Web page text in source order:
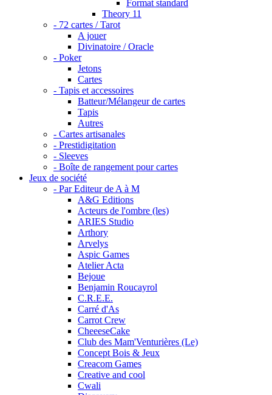
Format standard
Theory 11
- 72 cartes / Tarot
A jouer
Divinatoire / Oracle
- Poker
Jetons
Cartes
- Tapis et accessoires
Batteur/Mélangeur de cartes
Tapis
Autres
- Cartes artisanales
- Prestidigitation
- Sleeves
- Boîte de rangement pour cartes
Jeux de société
- Par Editeur de A à M
A&G Editions
Acteurs de l'ombre (les)
ARIES Studio
Arthory
Arvelys
Aspic Games
Atelier Acta
Bejoue
Benjamin Roucayrol
C.R.E.E.
Carré d'As
Carrot Crew
CheeeseCake
Club des Mam'Venturières (Le)
Concept Bois & Jeux
Creacom Games
Creative and cool
Cwali